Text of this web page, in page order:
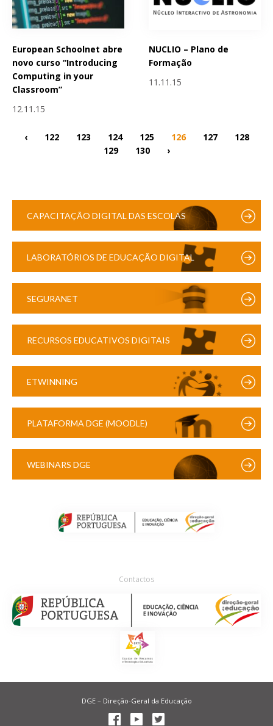
European Schoolnet abre
novo curso “Introducing
Computing in your
Classroom”
12.11.15
NUCLIO – Plano de
Formação
11.11.15
‹ 122 123 124 125 126 127
128
129
130 ›
CAPACITAÇÃO DIGITAL DAS ESCOLAS
LABORATÓRIOS DE EDUCAÇÃO DIGITAL
SEGURANET
RECURSOS EDUCATIVOS DIGITAIS
ETWINNING
PLATAFORMA DGE (MOODLE)
WEBINARS DGE
Contactos
DGE – Direção-Geral da Educação